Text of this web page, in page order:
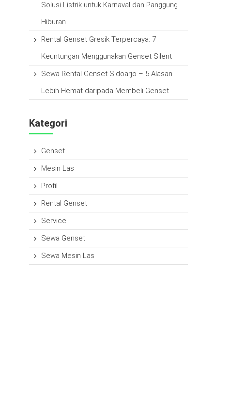
Solusi Listrik untuk Karnaval dan Panggung
Hiburan
Rental Genset Gresik Terpercaya: 7
Keuntungan Menggunakan Genset Silent
Sewa Rental Genset Sidoarjo – 5 Alasan
Lebih Hemat daripada Membeli Genset
Kategori
Genset
Mesin Las
Profil
Rental Genset
Service
Sewa Genset
Sewa Mesin Las